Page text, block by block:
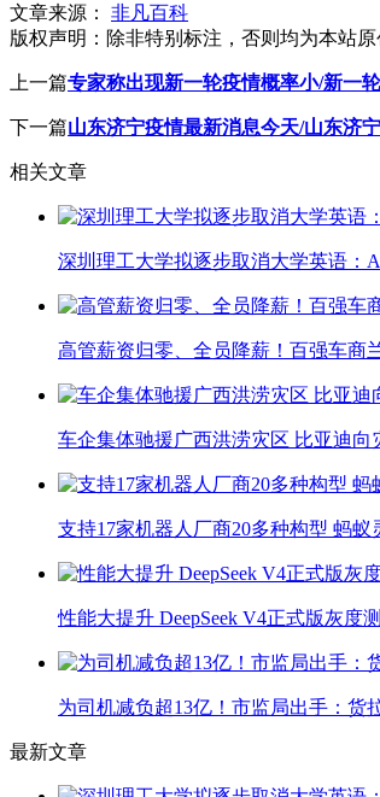
文章来源：
非凡百科
版权声明： 除非特别标注，否则均为本站
上一篇专家称出现新一轮疫情概率小/新一
下一篇山东济宁疫情最新消息今天/山东济
相关文章
深圳理工大学拟逐步取消大学英语：
高管薪资归零、全员降薪！百强车商
车企集体驰援广西洪涝灾区 比亚迪向
支持17家机器人厂商20多种构型 蚂
性能大提升 DeepSeek V4正式版灰度
为司机减负超13亿！市监局出手：货
最新文章